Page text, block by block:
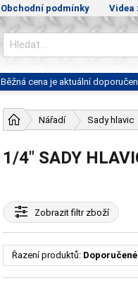
Obchodní podmínky Videa
Běžná cena je aktuální
Nářadí Sady hlavic
1/4" SADY
Zobrazitfiltr zboží
Řazení produktů: Doporučené